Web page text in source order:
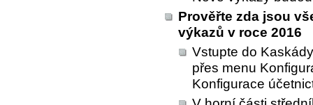
Prověřte zda jsou
výkazů v roce 2016
Vstupte do
přes menu
Konfigurace